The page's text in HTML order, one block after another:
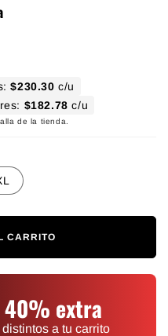
$230.30 c/u
$182.78 c/u
de la tienda.
disponible
o no disponible
CARRITO
40% extra
a tu carrito